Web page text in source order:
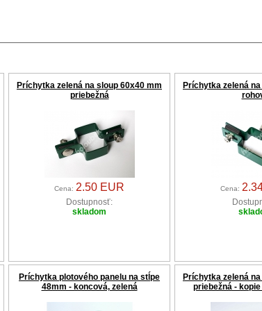
Príchytka zelená na sloup 60x40 mm
priebežná
Cena: 2.50 EUR
Dostupnosť:
skladom
Príchytka zelená
Cena:
Príchytka plotového panelu na stĺpe
48mm - koncová, zelená
Príchytka zelená
priebežná -